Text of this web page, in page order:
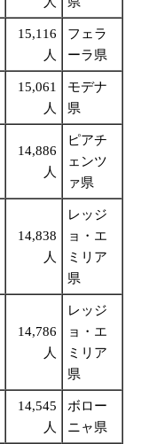
15,116
人
フェラ
ーラ県
15,061
人
モデナ
県
14,886
人
ピアチ
ェンツ
ァ県
14,838
人
レッジ
ョ・エ
ミリア
県
14,786
人
レッジ
ョ・エ
ミリア
県
14,545
人
ボロー
ニャ県